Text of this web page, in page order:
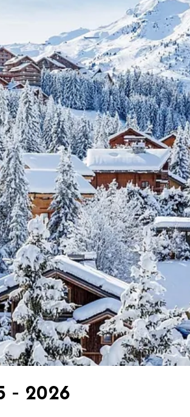
- 2026